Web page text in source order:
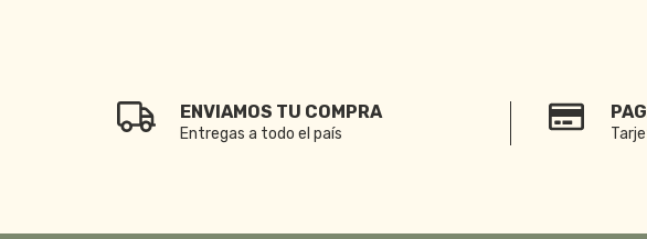
ENVIAMOS TU COMPRA
Entregas a todo el país